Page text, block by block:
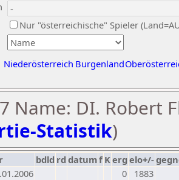
Nur "österreichische" Spieler
Niederösterreich Burgenland
Name: DI. Robert
Statistik)
bdld rd datumf Kerg elo+/-
0
1883